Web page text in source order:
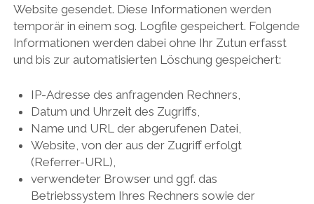
Website gesendet. Diese Informationen werden
temporär in einem sog. Logfile gespeichert. Folgende
Informationen werden dabei ohne Ihr Zutun erfasst
und bis zur automatisierten Löschung gespeichert:
IP-Adresse des anfragenden Rechners,
Datum und Uhrzeit des Zugriffs,
Name und URL der abgerufenen Datei,
Website, von der aus der Zugriff erfolgt
(Referrer-URL),
verwendeter Browser und ggf. das
Betriebssystem Ihres Rechners sowie der